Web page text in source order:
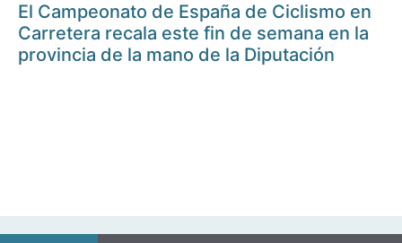
El Campeonato de España de Ciclismo en
Carretera recala este fin de semana en la
provincia de la mano de la Diputación